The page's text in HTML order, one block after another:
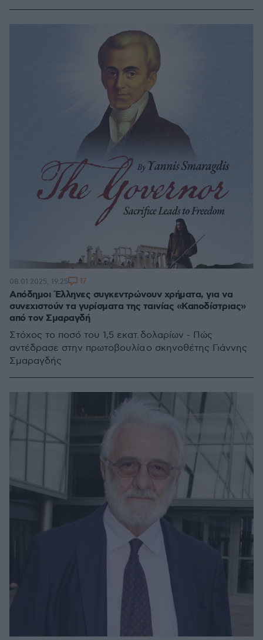
Απόδημοι Έλληνες συγκεντρώνουν χρήματα, για να
συνεχιστούν τα γυρίσματα της ταινίας «Καποδίστριας»
από τον Σμαραγδή
Στόχος το ποσό του 1,5 εκατ. δολαρίων - Πώς
αντέδρασε στην πρωτοβουλία ο σκηνοθέτης Γιάννης
Σμαραγδής
08.01.2025, 19:25 17